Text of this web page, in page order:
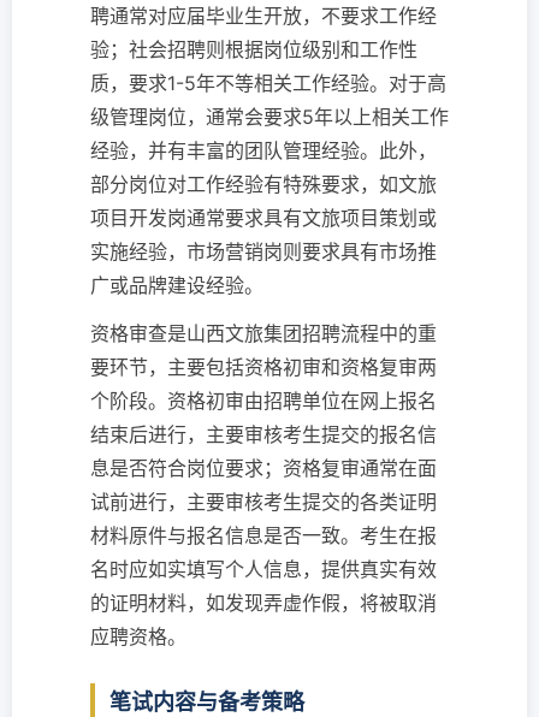
聘通常对应届毕业生开放，不要求工作经
验；社会招聘则根据岗位级别和工作性
质，要求1-5年不等相关工作经验。对于高
级管理岗位，通常会要求5年以上相关工作
经验，并有丰富的团队管理经验。此外，
部分岗位对工作经验有特殊要求，如文旅
项目开发岗通常要求具有文旅项目策划或
实施经验，市场营销岗则要求具有市场推
广或品牌建设经验。
资格审查是山西文旅集团招聘流程中的重
要环节，主要包括资格初审和资格复审两
个阶段。资格初审由招聘单位在网上报名
结束后进行，主要审核考生提交的报名信
息是否符合岗位要求；资格复审通常在面
试前进行，主要审核考生提交的各类证明
材料原件与报名信息是否一致。考生在报
名时应如实填写个人信息，提供真实有效
的证明材料，如发现弄虚作假，将被取消
应聘资格。
笔试内容与备考策略